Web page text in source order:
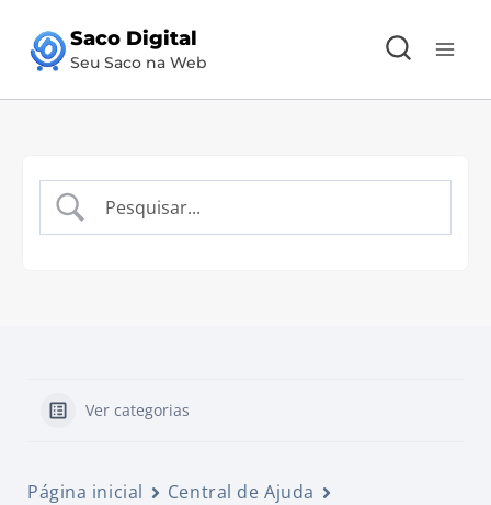
para
Saco Digital
Seu Saco na Web
Ver categorias
Página inicial
Central de Ajuda